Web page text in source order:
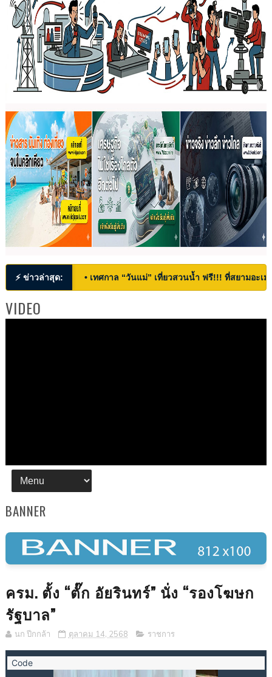
⚡ ข่าวล่าสุด: • เทศกาล “วันแม่” เที่ยวสวนน้ำ ฟรี!!! ที่สยามอะ
VIDEO
BANNER
ครม. ตั้ง “ตั๊ก อัยรินทร์” นั่ง “รองโฆษก
รัฐบาล”
นก ปีกกล้า ตุลาคม 14, 2568 ราชการ